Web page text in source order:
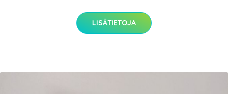
LISÄTIETOJA